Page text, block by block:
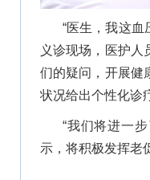
“医生，我这血
义诊现场，医护人
们的疑问，开展健
状况给出个性化诊
“我们将进一
示，将积极发挥老